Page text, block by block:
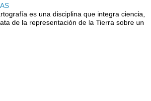
es una disciplina que integra ciencia,
de la representación de la Tierra sobre un